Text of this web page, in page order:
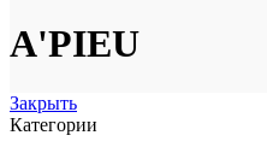
A'PIEU
Закрыть
Категории